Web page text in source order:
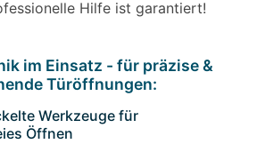
Hilfe ist garantiert!
im Einsatz - für präzise &
Türöffnungen:
Werkzeuge für
Öffnen